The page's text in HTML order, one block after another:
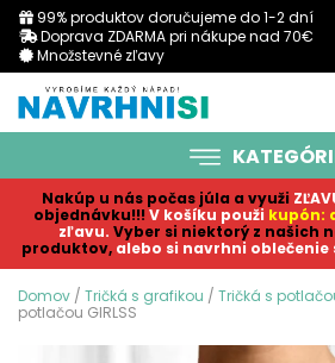
99% produktov doručujeme do 1-2 dní
Doprava ZDARMA pri nákupe nad 70€
Množstevné zľavy
Nakúp u nás počas júla a využi
objednávku!!! V košíku použi kupón:
zľavu. Vyber si niektorý z našich
produktov, alebo si navrhni
Domov / Tričká s grafikou / Tričká s
potlačou GIRLSS